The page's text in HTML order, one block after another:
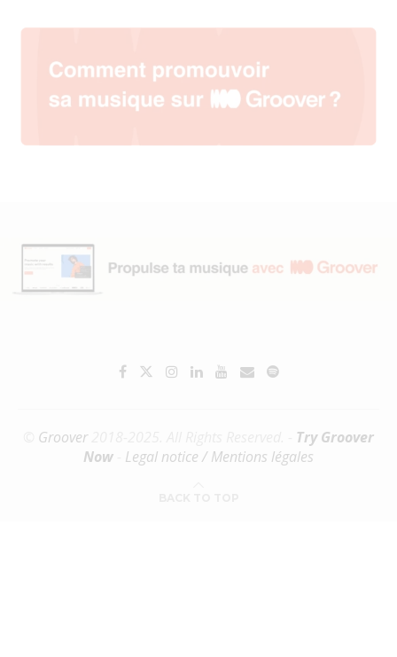
Groover2018-2025. All Rights Reserved. - Try Groover
Now
Legal notice / Mentions légales